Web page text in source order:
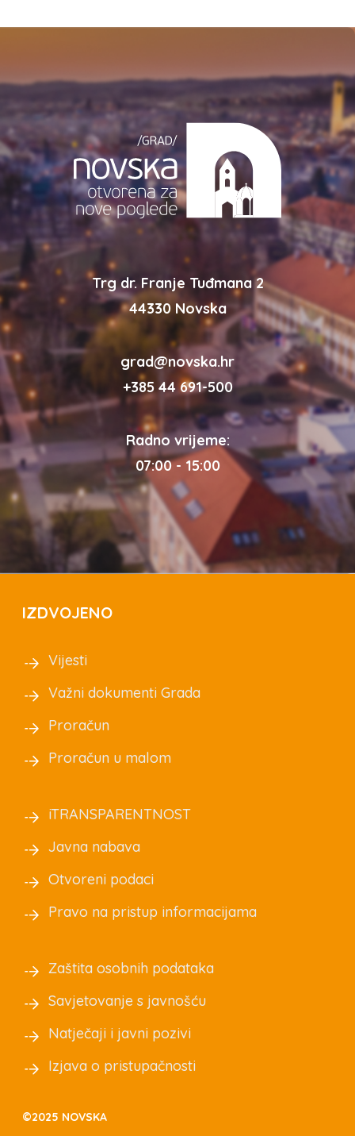
Trg dr. Franje Tuđmana 2
44330 Novska
grad@novska.hr
+385 44 691-500
Radno vrijeme:
07:00 - 15:00
IZDVOJENO
Vijesti
Važni dokumenti Grada
Proračun
Proračun u malom
iTRANSPARENTNOST
Javna nabava
Otvoreni podaci
Pravo na pristup informacijama
Zaštita osobnih podataka
Savjetovanje s javnošću
Natječaji i javni pozivi
Izjava o pristupačnosti
©2025 NOVSKA